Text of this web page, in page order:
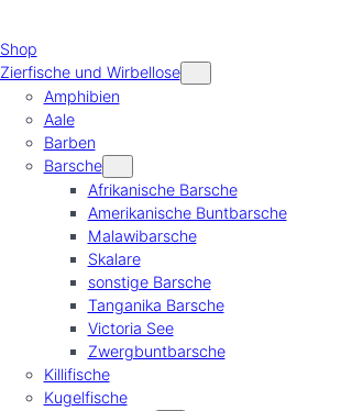
Shop
Zierfische und Wirbellose
Amphibien
Aale
Barben
Barsche
Afrikanische Barsche
Amerikanische Buntbarsche
Malawibarsche
Skalare
sonstige Barsche
Tanganika Barsche
Victoria See
Zwergbuntbarsche
Killifische
Kugelfische